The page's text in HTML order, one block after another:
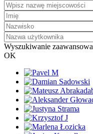
Wyszukiwanie
OK